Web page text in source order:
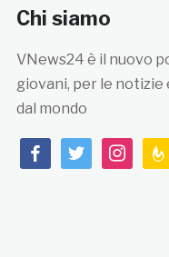
Chi siamo
VNews24 è il nuovo
giovani, per le notizie
dal mondo
facebooktwitterinstagram